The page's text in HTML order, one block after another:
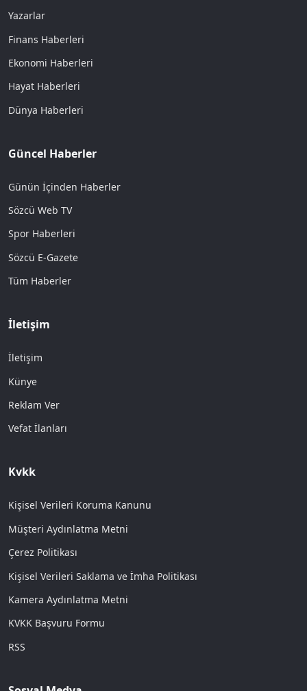
Yazarlar
Finans Haberleri
Ekonomi Haberleri
Hayat Haberleri
Dünya Haberleri
Güncel Haberler
Günün İçinden Haberler
Sözcü Web TV
Spor Haberleri
Sözcü E-Gazete
Tüm Haberler
İletişim
İletişim
Künye
Reklam Ver
Vefat İlanları
Kvkk
Kişisel Verileri Koruma Kanunu
Müşteri Aydınlatma Metni
Çerez Politikası
Kişisel Verileri Saklama ve İmha Politikası
Kamera Aydınlatma Metni
KVKK Başvuru Formu
RSS